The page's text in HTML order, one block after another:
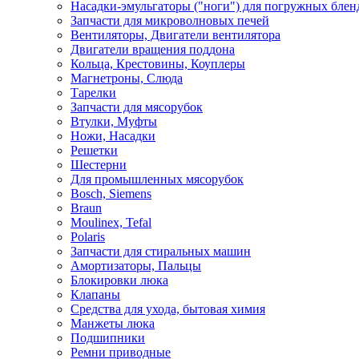
Насадки-эмульгаторы ("ноги") для погружных
Запчасти для микроволновых печей
Вентиляторы, Двигатели вентилятора
Двигатели вращения поддона
Кольца, Крестовины, Коуплеры
Магнетроны, Слюда
Тарелки
Запчасти для мясорубок
Втулки, Муфты
Ножи, Насадки
Решетки
Шестерни
Для промышленных мясорубок
Bosch, Siemens
Braun
Moulinex, Tefal
Polaris
Запчасти для стиральных машин
Амортизаторы, Пальцы
Блокировки люка
Клапаны
Средства для ухода, бытовая химия
Манжеты люка
Подшипники
Ремни приводные